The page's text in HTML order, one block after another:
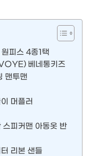
피스 4종1택
베네통키즈
맨투맨
머플러
스피커맨 아동옷 반
리본 샌들